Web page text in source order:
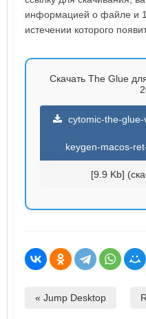
информацией о файле и
истечении которого
Скачать The Glue
cytomic-the-
keygen-macos-
[9.9 Kb]
« Jump Desktop